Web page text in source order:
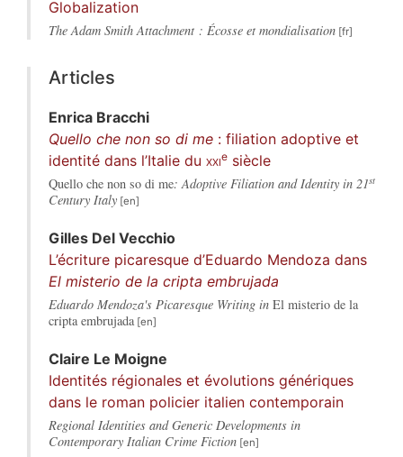
Globalization
The Adam Smith Attachment : Écosse et mondialisation
Articles
Enrica Bracchi
Quello che non so di me : filiation adoptive et
identité dans l’Italie du xxie siècle
Quello che non so di me: Adoptive Filiation and Identity in 21st
Century Italy
Gilles Del Vecchio
L’écriture picaresque d’Eduardo Mendoza dans
El misterio de la cripta embrujada
Eduardo Mendoza's Picaresque Writing in El misterio de la
cripta embrujada
Claire Le Moigne
Identités régionales et évolutions génériques
dans le roman policier italien contemporain
Regional Identities and Generic Developments in
Contemporary Italian Crime Fiction